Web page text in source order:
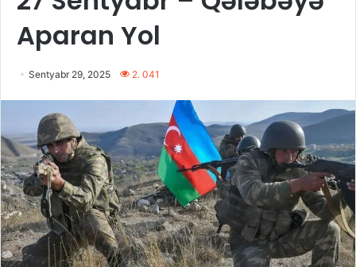
Aparan Yol
Sentyabr 29, 2025 2. 041